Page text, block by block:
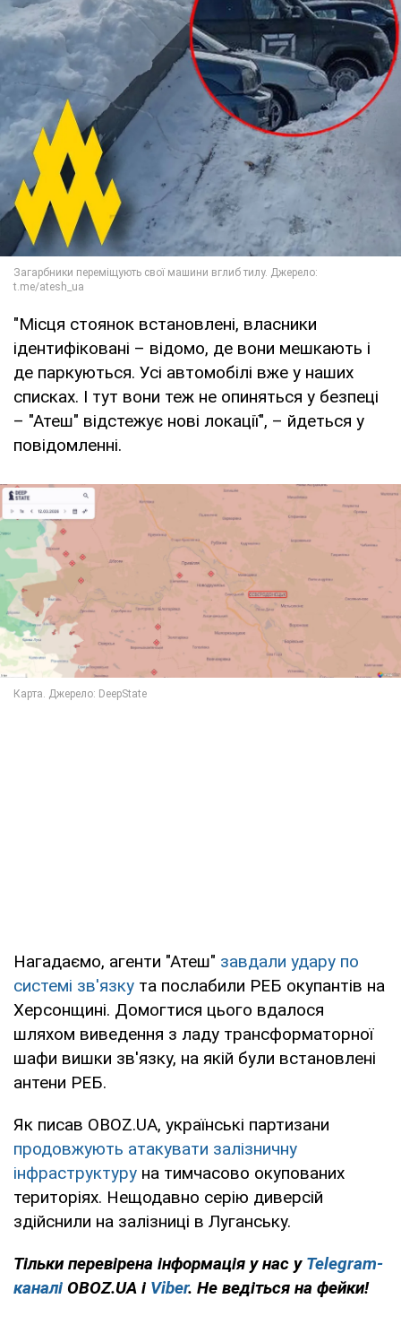
"Місця стоянок встановлені, власники
ідентифіковані – відомо, де вони мешкають і
де паркуються. Усі автомобілі вже у наших
списках. І тут вони теж не опиняться у безпеці
– "Атеш" відстежує нові локації", – йдеться у
повідомленні.
Нагадаємо, агенти "Атеш" завдали удару по
системі зв'язку та послабили РЕБ окупантів на
Херсонщині. Домогтися цього вдалося
шляхом виведення з ладу трансформаторної
шафи вишки зв'язку, на якій були встановлені
антени РЕБ.
Як писав OBOZ.UA, українські партизани
продовжують атакувати залізничну
інфраструктуру на тимчасово окупованих
територіях. Нещодавно серію диверсій
здійснили на залізниці в Луганську.
Тільки перевірена інформація у нас у Telegram-
каналі OBOZ.UA і Viber. Не ведіться на фейки!